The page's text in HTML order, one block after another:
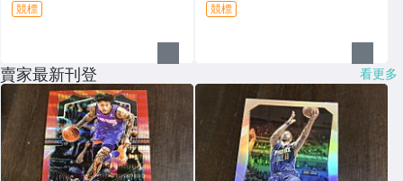
競標 競標
賣家最新刊登 看更多